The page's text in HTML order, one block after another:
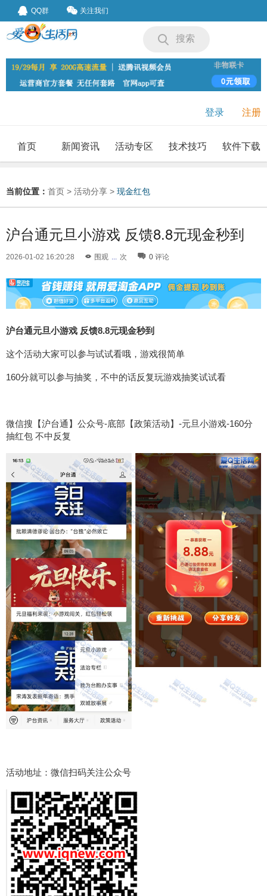
QQ群 关注我们
搜索
登录 注册
首页 新闻资讯 活动专区 技术技巧 软件下载
当前位置： 首页 > 活动分享 > 现金红包
沪台通元旦小游戏 反馈8.8元现金秒到
2026-01-02 16:20:28 围观 ... 次 0 评论
沪台通元旦小游戏 反馈8.8元现金秒到
这个活动大家可以参与试试看哦，游戏很简单
160分就可以参与抽奖，不中的话反复玩游戏抽奖试试看
微信搜【沪台通】公众号-底部【政策活动】-元旦小游戏-160分
抽红包 不中反复
活动地址：微信扫码关注公众号